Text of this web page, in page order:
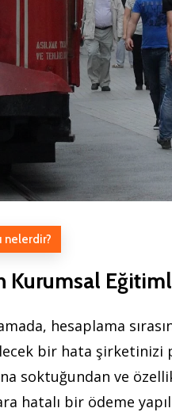
nelerdir?
Kurumsal
hesaplama
bir hata şirketinizi
soktuğundan ve
hatalı bir ödeme